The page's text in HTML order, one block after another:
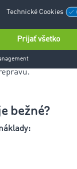
za prepravu
a s
celej Európy. Títo
šitú na mieru a
bežné?